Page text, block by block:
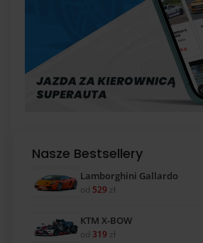
Nasze Bestsellery
Lamborghini Gallardo
od 529 zł
KTM X-BOW
od 319 zł